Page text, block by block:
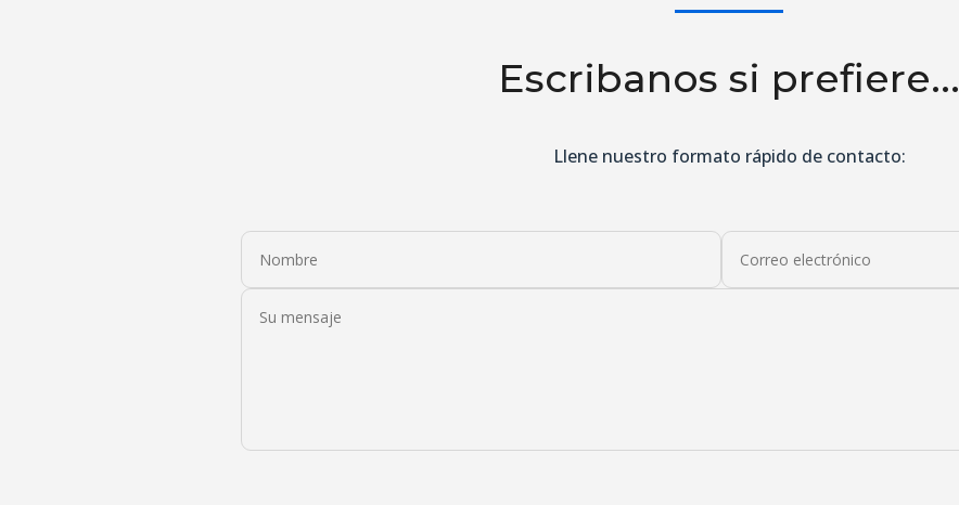
Escribanos si prefiere...
Llene nuestro formato rápido de contacto: